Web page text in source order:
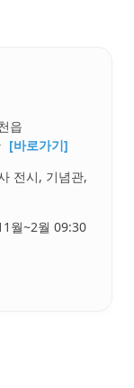
읍
[바로가기]
전시, 기념관,
월~2월 09:30